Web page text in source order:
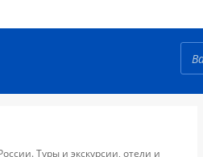
Туры и экскурсии, отели и